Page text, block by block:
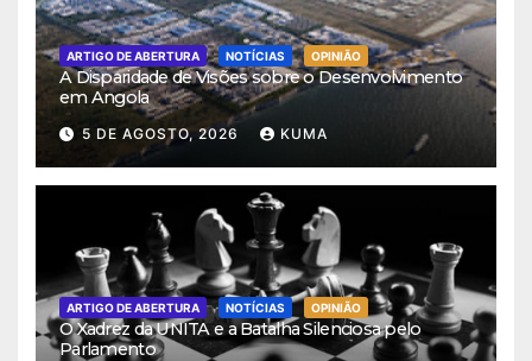
ARTIGO DE ABERTURA NOTÍCIAS OPINIÃO
A Disparidade de Visões sobre o Desenvolvimento
em Angola
5 DE AGOSTO, 2026 KUMA
ARTIGO DE ABERTURA NOTÍCIAS OPINIÃO
O Xadrez da UNITA e a Batalha Silenciosa pelo
Parlamento